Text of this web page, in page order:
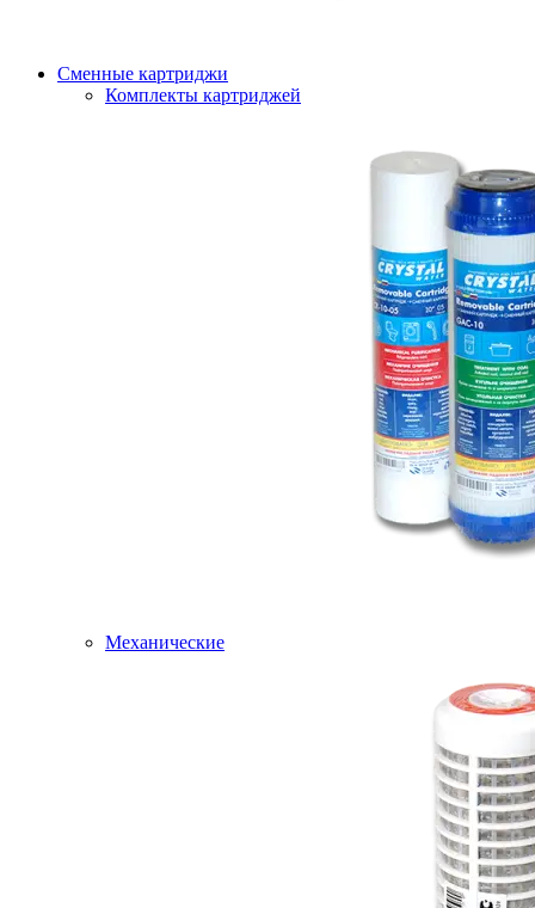
Сменные картриджи
Комплекты картриджей
Механические